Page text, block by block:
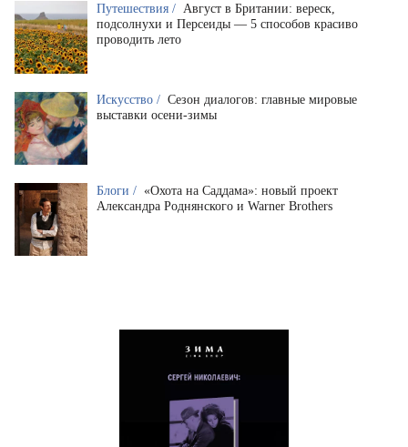
Путешествия / Август в Британии: вереск,
подсолнухи и Персеиды — 5 способов красиво
проводить лето
Искусство / Сезон диалогов: главные мировые
выставки осени-зимы
Блоги / «Охота на Саддама»: новый проект
Александра Роднянского и Warner Brothers